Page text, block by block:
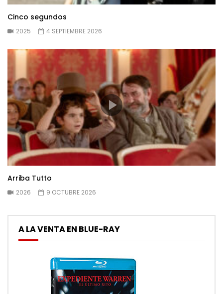
Cinco segundos
2025 4 SEPTIEMBRE 2026
Arriba Tutto
2026 9 OCTUBRE 2026
A LA VENTA EN BLUE-RAY